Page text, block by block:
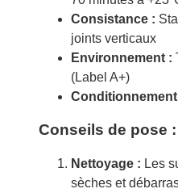
Consistance :
joints verticaux
Environnement :
(Label A+)
Conseils de pose :
Nettoyage : Les
sèches et